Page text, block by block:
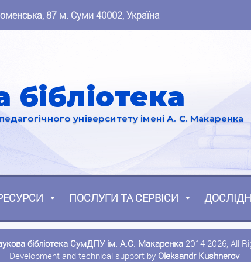
87 м. Суми 40002, Україна
бібліотека
університету імені А. С. Макаренка
ПОСЛУГИ ТА СЕРВІСИ
бібліотека СумДПУ ім. А.С. Макаренка 2014-2026, All
Development and technical support by Oleksandr Kushnerov